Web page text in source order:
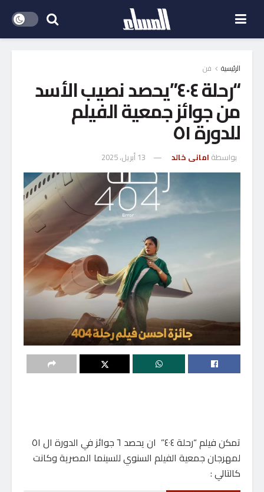
الرئيسية فن
“رحلة ٤٠٤”يحصد نصيب الأسد
من جوائز جمعية الفيلم
للدورة ٥١
بواسطة امانى خالد 13 أبريل، 2025
تمكن فيلم “رحلة ٤٠٤” ان يحصد ٦ جوائز في الدورة ال ٥١
لمهرجان جمعية الفيلم السنوي للسينما المصرية وكانت
كالتالي :